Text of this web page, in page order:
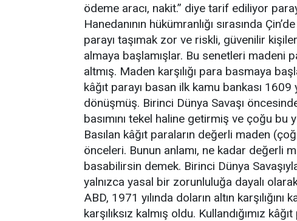
ödeme aracı, nakit.” diye tarif ediliyor
Hanedanının hükümranlığı sırasında
parayı taşımak zor ve riskli, güvenilir
almaya başlamışlar. Bu senetleri madeni
altmış. Maden karşılığı para basmaya
kâğıt parayı basan ilk kamu bankası
dönüşmüş. Birinci Dünya Savaşı
basımını tekel haline getirmiş ve çoğu bu
Basılan kâğıt paraların değerli maden
önceleri. Bunun anlamı, ne kadar değerli
basabilirsin demek. Birinci Dünya
yalnızca yasal bir zorunluluğa dayalı
ABD, 1971 yılında doların altın
karşılıksız kalmış oldu. Kullandığımız